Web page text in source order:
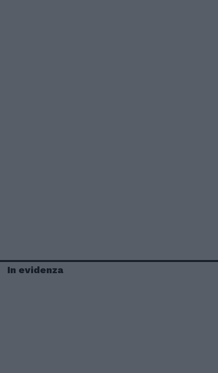
In evidenza